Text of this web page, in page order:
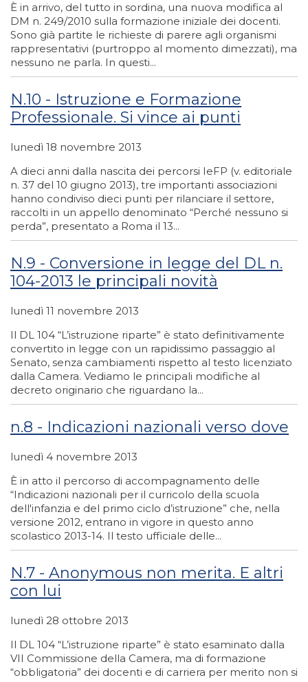
È in arrivo, del tutto in sordina, una nuova modifica al
DM n. 249/2010 sulla formazione iniziale dei docenti.
Sono già partite le richieste di parere agli organismi
rappresentativi (purtroppo al momento dimezzati), ma
nessuno ne parla. In questi...
N.10 - Istruzione e Formazione
Professionale. Si vince ai punti
lunedì 18 novembre 2013
A dieci anni dalla nascita dei percorsi IeFP (v. editoriale
n. 37 del 10 giugno 2013), tre importanti associazioni
hanno condiviso dieci punti per rilanciare il settore,
raccolti in un appello denominato “Perché nessuno si
perda”, presentato a Roma il 13...
N.9 - Conversione in legge del DL n.
104-2013 le principali novità
lunedì 11 novembre 2013
Il DL 104 “L’istruzione riparte” è stato definitivamente
convertito in legge con un rapidissimo passaggio al
Senato, senza cambiamenti rispetto al testo licenziato
dalla Camera. Vediamo le principali modifiche al
decreto originario che riguardano la...
n.8 - Indicazioni nazionali verso dove
lunedì 4 novembre 2013
È in atto il percorso di accompagnamento delle
“Indicazioni nazionali per il curricolo della scuola
dell'infanzia e del primo ciclo d’istruzione” che, nella
versione 2012, entrano in vigore in questo anno
scolastico 2013-14. Il testo ufficiale delle...
N.7 - Anonymous non merita. E altri
con lui
lunedì 28 ottobre 2013
Il DL 104 “L’istruzione riparte” è stato esaminato dalla
VII Commissione della Camera, ma di formazione
“obbligatoria” dei docenti e di carriera per merito non si